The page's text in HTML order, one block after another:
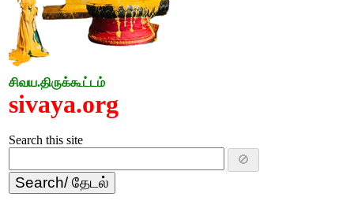
சிவய.திருக்கூட்டம்
sivaya.org
Search this site
🚫